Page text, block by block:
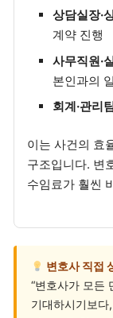
상담실장·
계약 진행
사무직원·
본인과의
회계·관리팀
이는 사건의 효
구조입니다. 변
수임료가 훨씬
변호사 직접
“변호사가 모든
기대하시기보다